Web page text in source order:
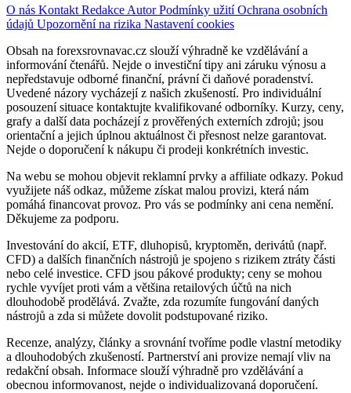
O nás Kontakt Redakce AutorPodmínky užitíOchrana osobních
údajů Upozornění na rizika Nastavení cookies
Obsah na forexsrovnavac.cz slouží výhradně ke vzdělávání a
informování čtenářů. Nejde o investiční tipy ani záruku výnosu a
nepředstavuje odborné finanční, právní či daňové poradenství.
Uvedené názory vycházejí z našich zkušeností. Pro individuální
posouzení situace kontaktujte kvalifikované odborníky. Kurzy, ceny,
grafy a další data pocházejí z prověřených externích zdrojů; jsou
orientační a jejich úplnou aktuálnost či přesnost nelze garantovat.
Nejde o doporučení k nákupu či prodeji konkrétních investic.
Na webu se mohou objevit reklamní prvky a affiliate odkazy. Pokud
využijete náš odkaz, můžeme získat malou provizi, která nám
pomáhá financovat provoz. Pro vás se podmínky ani cena nemění.
Děkujeme za podporu.
Investování do akcií, ETF, dluhopisů, kryptoměn, derivátů (např.
CFD) a dalších finančních nástrojů je spojeno s rizikem ztráty části
nebo celé investice. CFD jsou pákové produkty; ceny se mohou
rychle vyvíjet proti vám a většina retailových účtů na nich
dlouhodobě prodělává. Zvažte, zda rozumíte fungování daných
nástrojů a zda si můžete dovolit podstupované riziko.
Recenze, analýzy, články a srovnání tvoříme podle vlastní metodiky
a dlouhodobých zkušeností. Partnerství ani provize nemají vliv na
redakční obsah. Informace slouží výhradně pro vzdělávání a
obecnou informovanost, nejde o individualizovaná doporučení.